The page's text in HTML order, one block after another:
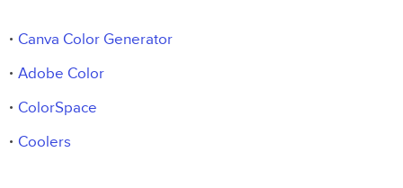
Canva Color Generator
Adobe Color
ColorSpace
Coolers